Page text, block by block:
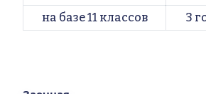
на базе 11 классов
3